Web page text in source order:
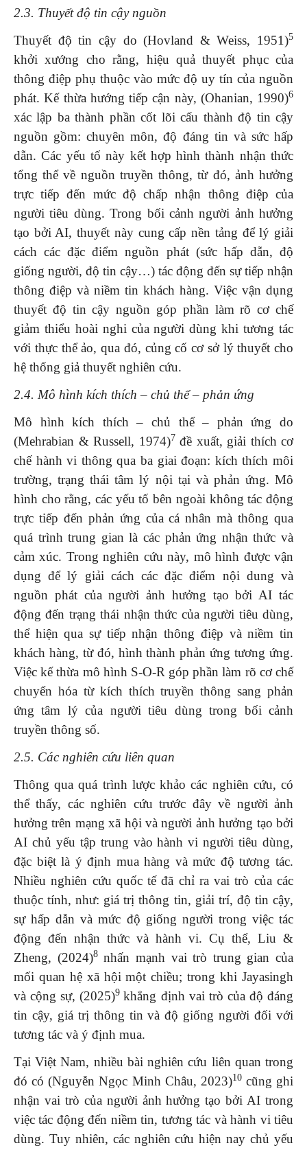
2.3. Thuyết độ tin cậy nguồn
Thuyết độ tin cậy do (Hovland & Weiss, 1951)5
khởi xướng cho rằng, hiệu quả thuyết phục của
thông điệp phụ thuộc vào mức độ uy tín của nguồn
phát. Kế thừa hướng tiếp cận này, (Ohanian, 1990)6
xác lập ba thành phần cốt lõi cấu thành độ tin cậy
nguồn gồm: chuyên môn, độ đáng tin và sức hấp
dẫn. Các yếu tố này kết hợp hình thành nhận thức
tổng thể về nguồn truyền thông, từ đó, ảnh hưởng
trực tiếp đến mức độ chấp nhận thông điệp của
người tiêu dùng. Trong bối cảnh người ảnh hưởng
tạo bởi AI, thuyết này cung cấp nền tảng để lý giải
cách các đặc điểm nguồn phát (sức hấp dẫn, độ
giống người, độ tin cậy…) tác động đến sự tiếp nhận
thông điệp và niềm tin khách hàng. Việc vận dụng
thuyết độ tin cậy nguồn góp phần làm rõ cơ chế
giảm thiểu hoài nghi của người dùng khi tương tác
với thực thể ảo, qua đó, củng cố cơ sở lý thuyết cho
hệ thống giả thuyết nghiên cứu.
2.4. Mô hình kích thích – chủ thể – phản ứng
Mô hình kích thích – chủ thể – phản ứng do
(Mehrabian & Russell, 1974)7 đề xuất, giải thích cơ
chế hành vi thông qua ba giai đoạn: kích thích môi
trường, trạng thái tâm lý nội tại và phản ứng. Mô
hình cho rằng, các yếu tố bên ngoài không tác động
trực tiếp đến phản ứng của cá nhân mà thông qua
quá trình trung gian là các phản ứng nhận thức và
cảm xúc. Trong nghiên cứu này, mô hình được vận
dụng để lý giải cách các đặc điểm nội dung và
nguồn phát của người ảnh hưởng tạo bởi AI tác
động đến trạng thái nhận thức của người tiêu dùng,
thể hiện qua sự tiếp nhận thông điệp và niềm tin
khách hàng, từ đó, hình thành phản ứng tương ứng.
Việc kế thừa mô hình S-O-R góp phần làm rõ cơ chế
chuyển hóa từ kích thích truyền thông sang phản
ứng tâm lý của người tiêu dùng trong bối cảnh
truyền thông số.
2.5. Các nghiên cứu liên quan
Thông qua quá trình lược khảo các nghiên cứu, có
thể thấy, các nghiên cứu trước đây về người ảnh
hưởng trên mạng xã hội và người ảnh hưởng tạo bởi
AI chủ yếu tập trung vào hành vi người tiêu dùng,
đặc biệt là ý định mua hàng và mức độ tương tác.
Nhiều nghiên cứu quốc tế đã chỉ ra vai trò của các
thuộc tính, như: giá trị thông tin, giải trí, độ tin cậy,
sự hấp dẫn và mức độ giống người trong việc tác
động đến nhận thức và hành vi. Cụ thể, Liu &
Zheng, (2024)8nhấn mạnh vai trò trung gian của
mối quan hệ xã hội một chiều; trong khi Jayasingh
và cộng sự, (2025)9 khẳng định vai trò của độ đáng
tin cậy, giá trị thông tin và độ giống người đối với
tương tác và ý định mua.
Tại Việt Nam, nhiều bài nghiên cứu liên quan trong
đó có (Nguyễn Ngọc Minh Châu, 2023)10cũng ghi
nhận vai trò của người ảnh hưởng tạo bởi AI trong
việc tác động đến niềm tin, tương tác và hành vi tiêu
dùng. Tuy nhiên, các nghiên cứu hiện nay chủ yếu